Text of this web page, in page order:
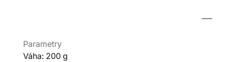
Parametry
Váha: 200 g